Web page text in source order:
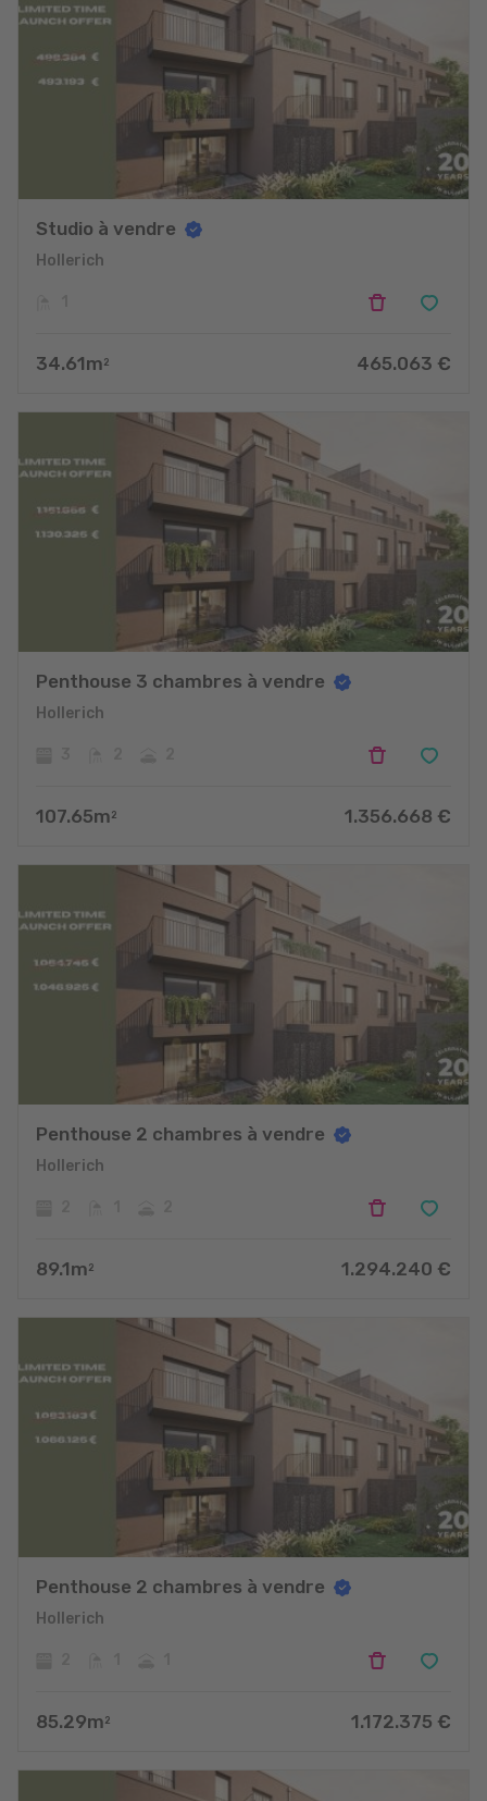
Studio à vendre
Hollerich
34.61m 2 465.063 €
Penthouse 3 chambres à vendre
Hollerich
107.65m 2 1.356.668 €
Penthouse 2 chambres à vendre
Hollerich
89.1m 2 1.294.240 €
Penthouse 2 chambres à vendre
Hollerich
85.29m 2 1.172.375 €